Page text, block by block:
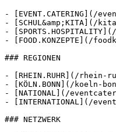
- [EVENT.CATERING](/
- [SCHUL&amp;KITA](/
-
- [FOOD.KONZEPTE](/
### REGIONEN
- [RHEIN.RUHR](/rhein-
- [KÖLN.BONN](/koeln-
- [NATIONAL](/
- [INTERNATIONAL](/
### NETZWERK